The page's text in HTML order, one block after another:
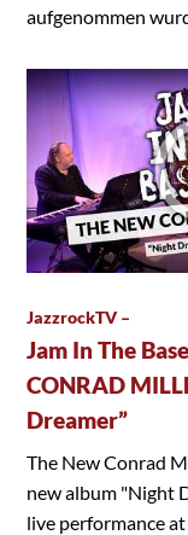
aufgenommen
JazzrockTV –
Jam In The
CONRAD
Dreamer”
The New Conrad
new album "Night
live performance